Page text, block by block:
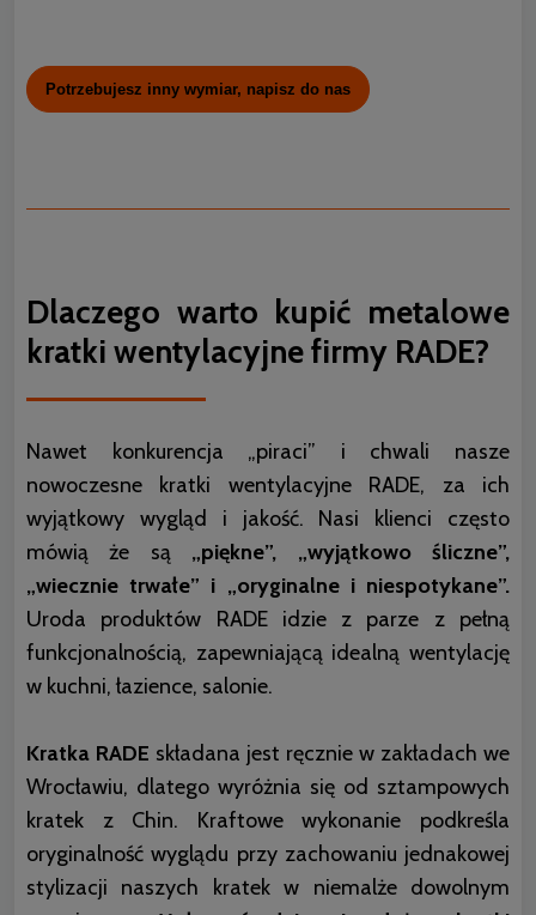
Potrzebujesz inny wymiar, napisz do nas
Dlaczego warto kupić metalowe
kratki wentylacyjne firmy RADE?
Nawet konkurencja „piraci” i chwali nasze
nowoczesne kratki wentylacyjne RADE, za ich
wyjątkowy wygląd i jakość. Nasi klienci często
mówią że są „piękne”, „wyjątkowo śliczne”,
„wiecznie trwałe” i „oryginalne i niespotykane”.
Uroda produktów RADE idzie z parze z pełną
funkcjonalnością, zapewniającą idealną wentylację
w kuchni, łazience, salonie.
Kratka RADE składana jest ręcznie w zakładach we
Wrocławiu, dlatego wyróżnia się od sztampowych
kratek z Chin. Kraftowe wykonanie podkreśla
oryginalność wyglądu przy zachowaniu jednakowej
stylizacji naszych kratek w niemalże dowolnym